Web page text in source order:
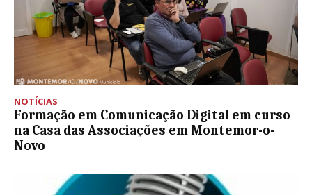
NOTÍCIAS
Formação em Comunicação Digital em curso
na Casa das Associações em Montemor-o-
Novo